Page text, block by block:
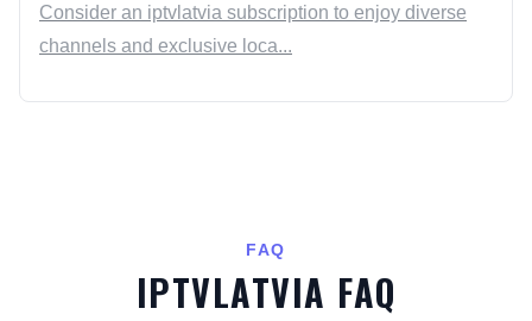
Consider an iptvlatvia subscription to enjoy diverse
channels and exclusive loca...
FAQ
IPTVLATVIA FAQ